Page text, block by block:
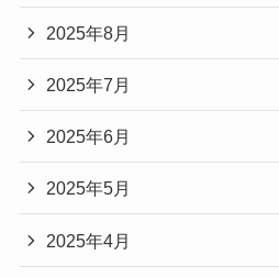
2025年8月
2025年7月
2025年6月
2025年5月
2025年4月